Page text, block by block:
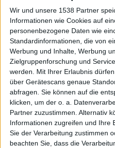
Wir und unsere 1538 Partner
Informationen wie Cookies auf
personenbezogene Daten wie
Standardinformationen, die von
Werbung und Inhalte, Werbung
Zielgruppenforschung und
werden.
Mit Ihrer Erlaubnis
über Gerätescans genaue
abfragen. Sie können auf die
klicken, um der o. a.
Partner zuzustimmen. Alternativ
Informationen zugreifen und Ihre
Sie der Verarbeitung zustimmen
beachten Sie, dass die
Batschkapp,
Bush
09.06.26
Huxleys Neue
Bush
10.06.26
Carlswerk Victoria,
Bush
Große Freiheit 36,
Bush
Galerie mit 27 Bildern: Nikra -